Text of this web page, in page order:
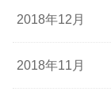
2018年12月
2018年11月